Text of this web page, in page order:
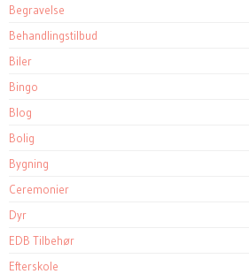
Begravelse
Behandlingstilbud
Biler
Bingo
Blog
Bolig
Bygning
Ceremonier
Dyr
EDB Tilbehør
Efterskole